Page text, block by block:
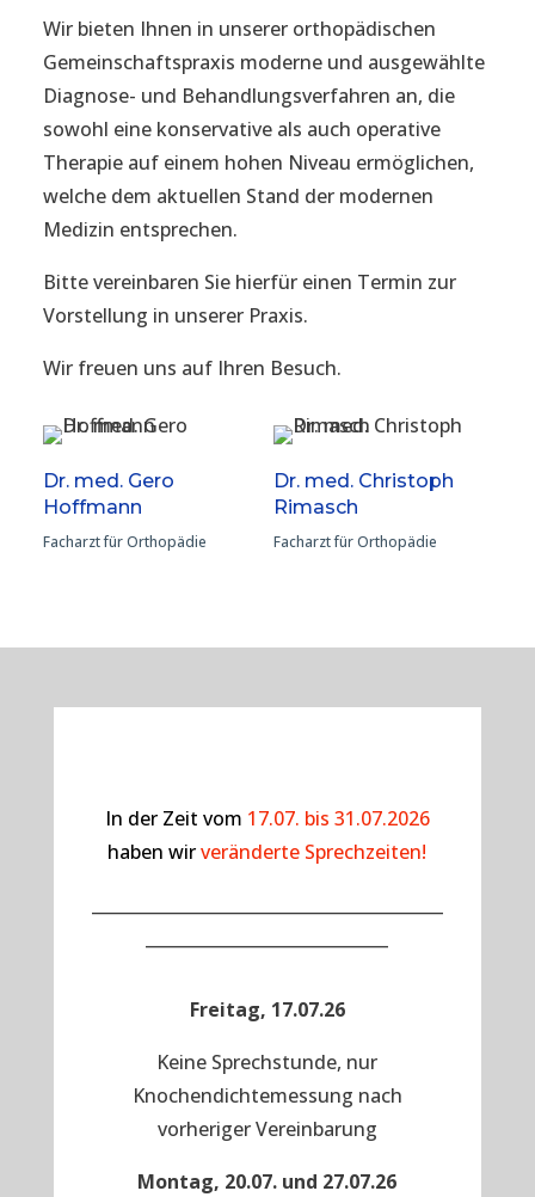
Wir bieten Ihnen in unserer orthopädischen
Gemeinschaftspraxis moderne und ausgewählte
Diagnose- und Behandlungsverfahren an, die
sowohl eine konservative als auch operative
Therapie auf einem hohen Niveau ermöglichen,
welche dem aktuellen Stand der modernen
Medizin entsprechen.
Bitte vereinbaren Sie hierfür einen Termin zur
Vorstellung in unserer Praxis.
Wir freuen uns auf Ihren Besuch.
Dr. med. Gero
Hoffmann
Facharzt für Orthopädie
Dr. med. Christoph
Rimasch
Facharzt für Orthopädie
In der Zeit vom 17.07. bis 31.07.2026
haben wirveränderte Sprechzeiten!
Freitag, 17.07.26
Keine Sprechstunde, nur
Knochendichtemessung nach
vorheriger Vereinbarung
Montag, 20.07. und 27.07.26